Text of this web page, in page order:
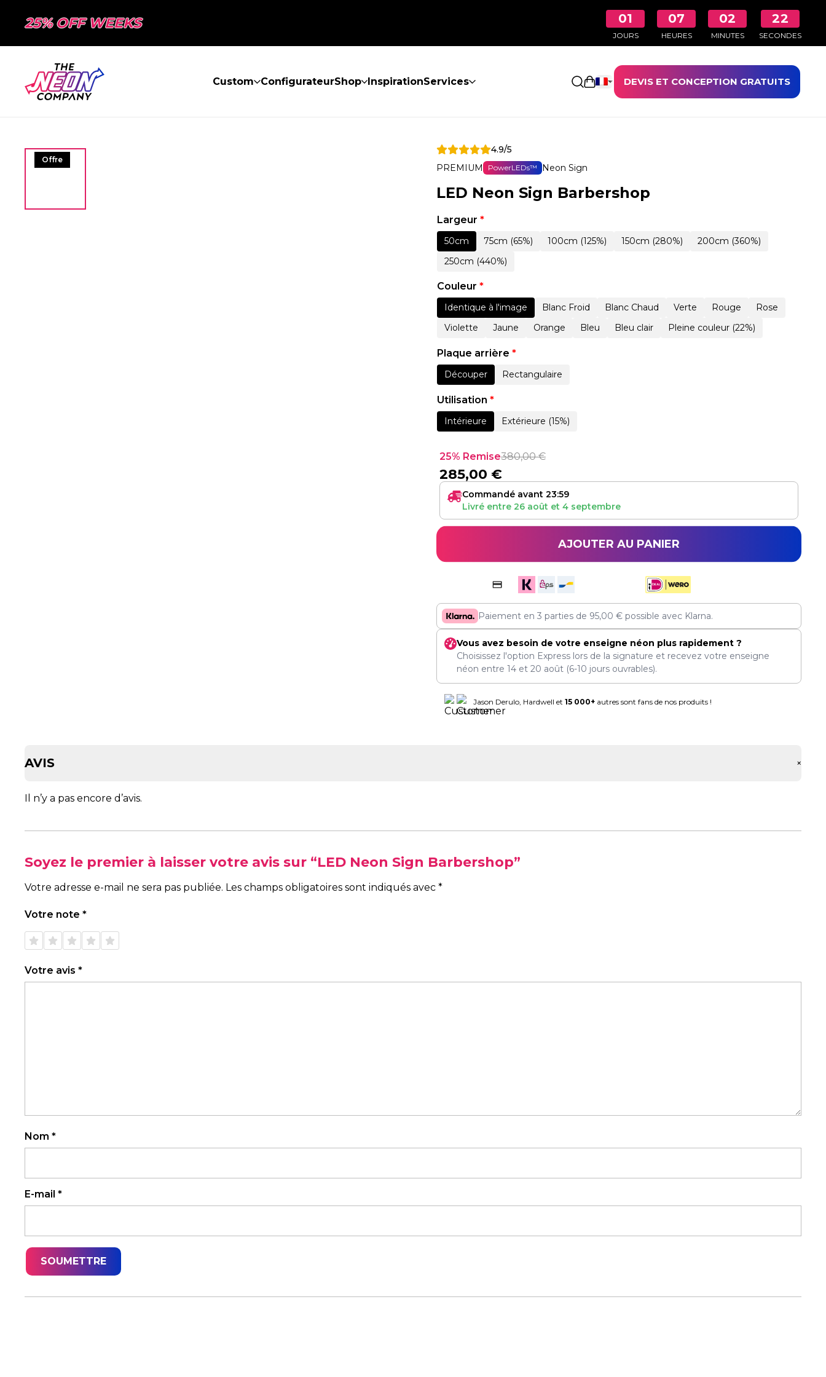
25% OFF WEEKS 01
JOURS
07
HEURES
02
MINUTES
21
SECONDES
Custom ConfigurateurShop InspirationServices Ouvrir le panierDEVIS ET CONCEPTION GRATUITS
Offre
4.9/5
PREMIUM
PowerLEDs™ Neon Sign
LED Neon Sign Barbershop
Largeur *
50cm 75cm (65%) 100cm (125%) 150cm (280%)
200cm (360%)
250cm (440%)
Couleur *
Identique à l'image Blanc Froid Blanc Chaud Verte Rouge
Rose
Violette
Jaune Orange Bleu Bleu clair Pleine couleur (22%)
Plaque arrière *
Découper Rectangulaire
Utilisation *
Intérieure Extérieure (15%)
25% Remise380,00€
285,00 €
Commandé avant 23:59
Livré entre 26 août et 4 septembre
AJOUTER AU PANIER
Paiement en 3 parties de 95,00€ possible avec Klarna.
Vous avez besoin de votre enseigne néon plus rapidement ?
Choisissez l'option Express lors de la signature et recevez votre enseigne
néon entre 14et 20 août(6-10 jours ouvrables).
Jason Derulo, Hardwell et 15 000+autres sont fans de nos produits !
AVIS +
Il n’y a pas encore d’avis.
Soyez le premier à laisser votre avis sur “LED Neon Sign Barbershop”
Votre adresse e-mail ne sera pas publiée. Les champs obligatoires sont indiqués avec *
Votre note *
1 étoile
sur 5
2 étoiles
sur 5
3 étoiles
sur 5
4 étoiles
sur 5
5 étoiles
sur 5
Votre avis *
Nom *
E-mail *